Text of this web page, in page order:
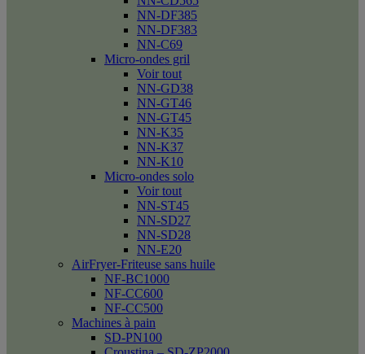
NN-DF385
NN-DF383
NN-C69
Micro-ondes gril
Voir tout
NN-GD38
NN-GT46
NN-GT45
NN-K35
NN-K37
NN-K10
Micro-ondes solo
Voir tout
NN-ST45
NN-SD27
NN-SD28
NN-E20
AirFryer-Friteuse sans huile
NF-BC1000
NF-CC600
NF-CC500
Machines à pain
SD-PN100